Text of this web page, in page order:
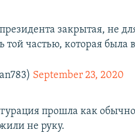
закрытая, не
той частью, которая была
September 23, 2020
прошла как
не руку.